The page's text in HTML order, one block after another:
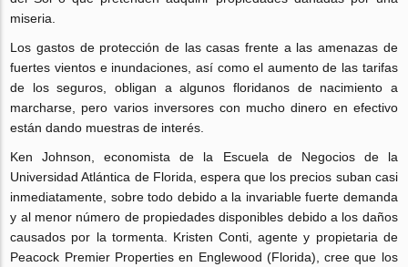
miseria.
Los gastos de protección de las casas frente a las amenazas de
fuertes vientos e inundaciones, así como el aumento de las tarifas
de los seguros, obligan a algunos floridanos de nacimiento a
marcharse, pero varios inversores con mucho dinero en efectivo
están dando muestras de interés.
Ken Johnson, economista de la Escuela de Negocios de la
Universidad Atlántica de Florida, espera que los precios suban casi
inmediatamente, sobre todo debido a la invariable fuerte demanda
y al menor número de propiedades disponibles debido a los daños
causados por la tormenta. Kristen Conti, agente y propietaria de
Peacock Premier Properties en Englewood (Florida), cree que los